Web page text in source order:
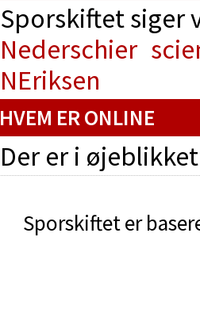
Sporskiftet
Nederschier
NEriksen
HVEM ER ONLINE
Der er i
Sporskiftet er